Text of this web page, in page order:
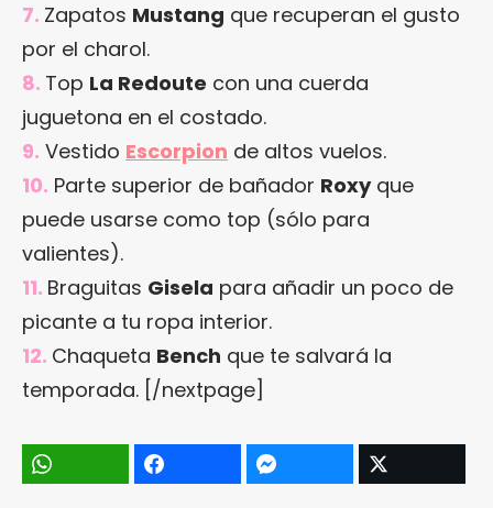
7. Zapatos Mustang que recuperan el gusto
por el charol.
8. Top La Redoute con una cuerda
juguetona en el costado.
9. Vestido Escorpion de altos vuelos.
10. Parte superior de bañador Roxyque
puede usarse como top (sólo para
valientes).
11. Braguitas Gisela para añadir un poco de
picante a tu ropa interior.
12. Chaqueta Bench que te salvará la
temporada. [/nextpage]